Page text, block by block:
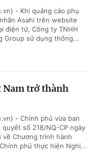
- Khi quảng cáo phụ
Asahi trên website
điện tử, Công ty TNHH
Group sử dụng thông...
Nam trở thành
- Chính phủ vừa ban
quyết số 218/NQ-CP ngày
về Chương trình hành
phủ thực hiện Nghị...